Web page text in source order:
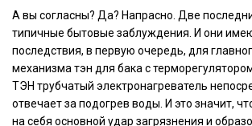
А вы согласны? Да? Напрасно. Две
типичные бытовые заблуждения. И они
последствия, в первую очередь, для
механизма тэн для бака с
ТЭН трубчатый электронагреватель
отвечает за подогрев воды. И это значит,
на себя основной удар загрязнения и